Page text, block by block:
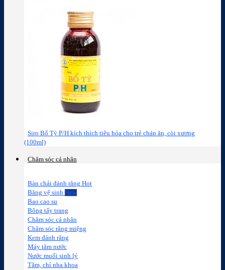
Siro Bổ Tỳ P/H kích thích tiêu hóa cho trẻ chán ăn, còi xương
(100ml)
Chăm sóc cá nhân
Bàn chải đánh răng
Băng vệ sinh
Bao cao su
Bông tẩy trang
Chăm sóc cá nhân
Chăm sóc răng miệng
Kem đánh răng
Máy tăm nước
Nước muối sinh lý
Tăm, chỉ nha khoa